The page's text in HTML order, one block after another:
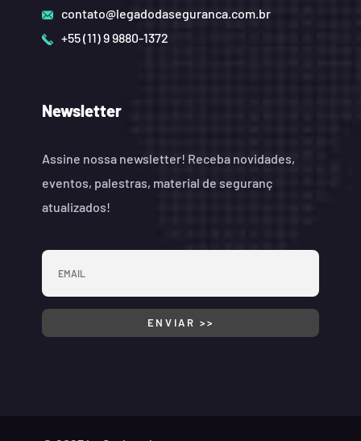
contato@legadodaseguranca.com.br
+55 (11) 9 9880-1372
Newsletter
Assine nossa newsletter! Receba novidades,
eventos, palestras, material de seguranç
atualizados!